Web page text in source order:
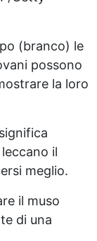
(branco) le
possono
la loro
il
meglio.
il muso
di una